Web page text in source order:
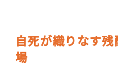
自死が織りなす
場